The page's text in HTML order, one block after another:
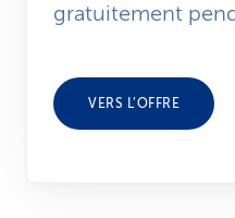
gratuitement
VERS L’OFFRE